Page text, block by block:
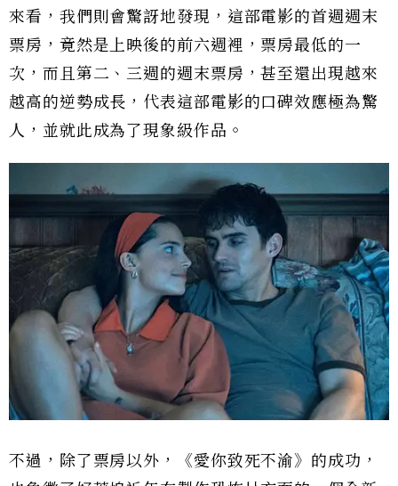
來看，我們則會驚訝地發現，這部電影的首週週末
票房，竟然是上映後的前六週裡，票房最低的一
次，而且第二、三週的週末票房，甚至還出現越來
越高的逆勢成長，代表這部電影的口碑效應極為驚
人，並就此成為了現象級作品。
不過，除了票房以外，《愛你致死不渝》的成功，